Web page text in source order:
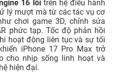
16 lõi trên hệ điều hành
lý mượt mà từ các tác vụ cơ
chơi game 3D, chỉnh sửa
phức tạp. Tốc độ phản hồi
hoạt động liên tục và sự tối
iPhone 17 Pro Max trở
cho nhịp sống linh hoạt và
hiện đại.